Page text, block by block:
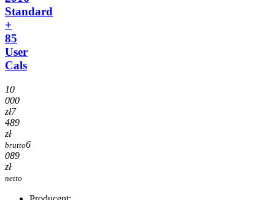
Standard
+
85
User
Cals
10
000
zł7
489
zł
brutto6
089
zł
netto